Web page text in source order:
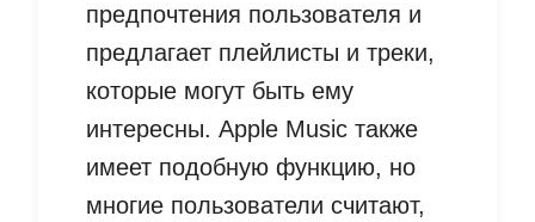
предпочтения пользователя и
предлагает плейлисты и треки,
которые могут быть ему
интересны. Apple Music также
имеет подобную функцию, но
многие пользователи считают,